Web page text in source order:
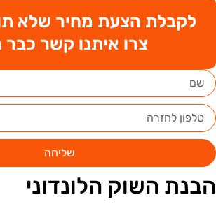
לקבלת הצעת מחיר שלא
צרו איתנו קשר כבר
שליחה
השוק הלונדוני